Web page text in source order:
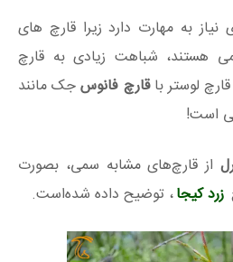
به مهارت دارد زیرا قارچ های
هستند، شباهت زیادی به قارچ
لوستر باقارچ فانوسجک مانند
است!
از قارچ‌های مشابه سمی، بصورت
زرد کیجا، توضیح داده شده‌است.